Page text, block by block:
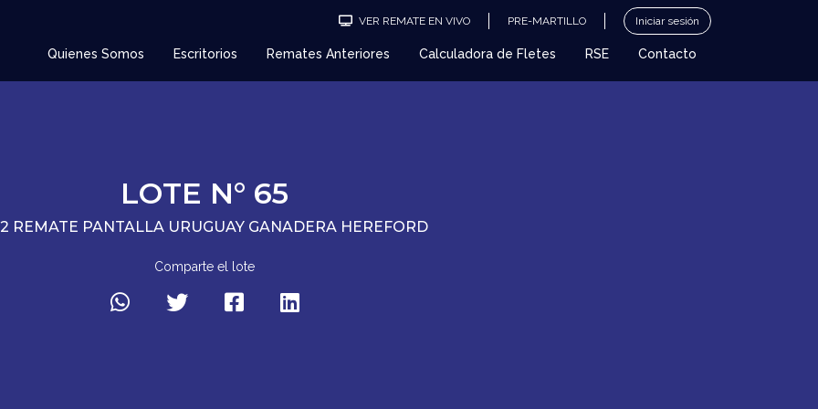
VER REMATE EN VIVO PRE-MARTILLO Iniciar sesión
Quienes Somos Escritorios Remates Anteriores Calculadora de Fletes RSE Contacto
LOTE N° 65
REMATE PANTALLA URUGUAY GANADERA HEREFORD
Comparte el lote